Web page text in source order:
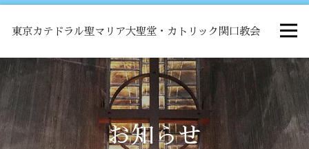
東京カテドラル聖マリア大聖堂・カトリック関口教会
HOME
ミサ
お知らせ